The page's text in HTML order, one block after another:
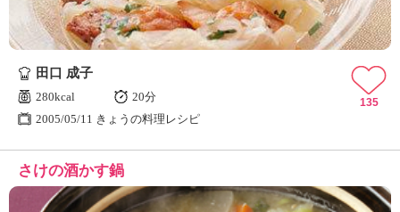
田口 成子
280kcal
20分
2005/05/11 きょうの料理レシピ
135
さけの酒かす鍋